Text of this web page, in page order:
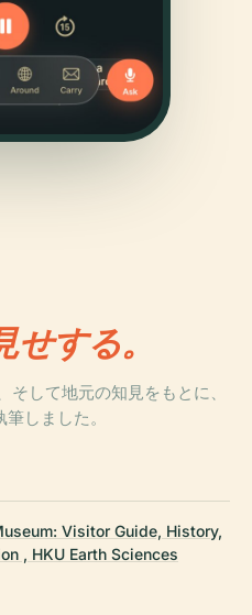
する。
して地元の知見をもとに、
しました。
Visitor Guide, History,
, HKU Earth Sciences